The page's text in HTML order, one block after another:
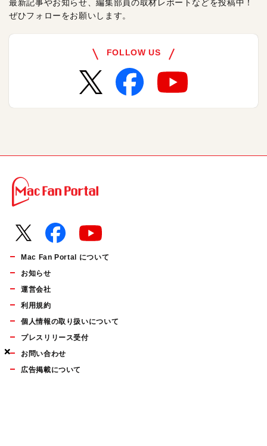
×
×
×
最新記事やお知らせ、編集部員の取材レポートなどを投稿中！
ぜひフォローをお願いします。
FOLLOW US
Mac Fan Portal について
お知らせ
運営会社
利用規約
個人情報の取り扱いについて
プレスリリース受付
お問い合わせ
広告掲載について